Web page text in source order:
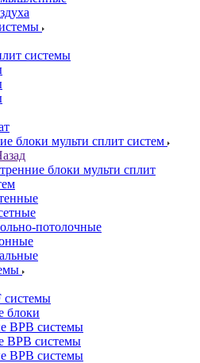
системы
блоки мульти сплит систем
блоки мульти сплит
потолочные
блоки
ВРВ системы
ВРВ системы
ВРВ системы